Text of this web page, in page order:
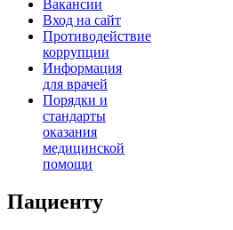
Вакансии
Вход на сайт
Противодействие
коррупции
Информация
для врачей
Порядки и
стандарты
оказания
медицинской
помощи
Пациенту